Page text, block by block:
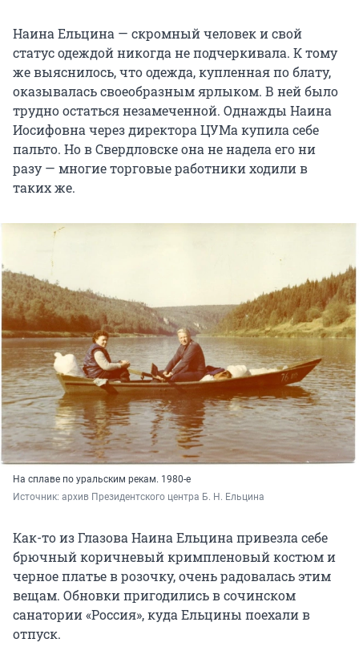
Наина Ельцина — скромный человек и свой
статус одеждой никогда не подчеркивала. К тому
же выяснилось, что одежда, купленная по блату,
оказывалась своеобразным ярлыком. В ней было
трудно остаться незамеченной. Однажды Наина
Иосифовна через директора ЦУМа купила себе
пальто. Но в Свердловске она не надела его ни
разу — многие торговые работники ходили в
таких же.
На сплаве по уральским рекам. 1980-е
Источник: архив Президентского центра Б. Н. Ельцина
Как-то из Глазова Наина Ельцина привезла себе
брючный коричневый кримпленовый костюм и
черное платье в розочку, очень радовалась этим
вещам. Обновки пригодились в сочинском
санатории «Россия», куда Ельцины поехали в
отпуск.